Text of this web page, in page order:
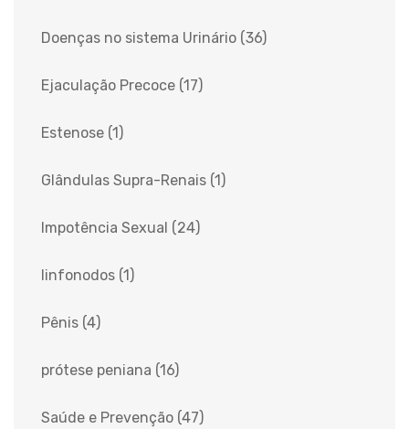
Doenças no sistema Urinário (36)
Ejaculação Precoce (17)
Estenose (1)
Glândulas Supra-Renais (1)
Impotência Sexual (24)
linfonodos (1)
Pênis (4)
prótese peniana (16)
Saúde e Prevenção (47)